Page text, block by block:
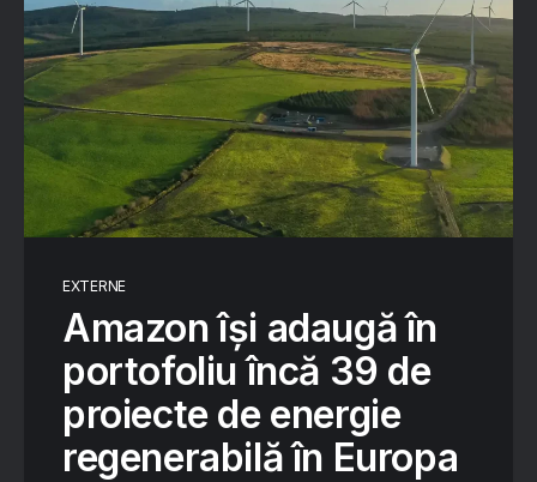
EXTERNE
Amazon își adaugă în
portofoliu încă 39 de
proiecte de energie
regenerabilă în Europa